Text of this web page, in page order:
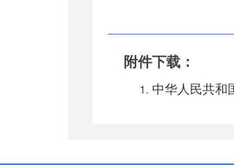
附件下载：
中华人民共和